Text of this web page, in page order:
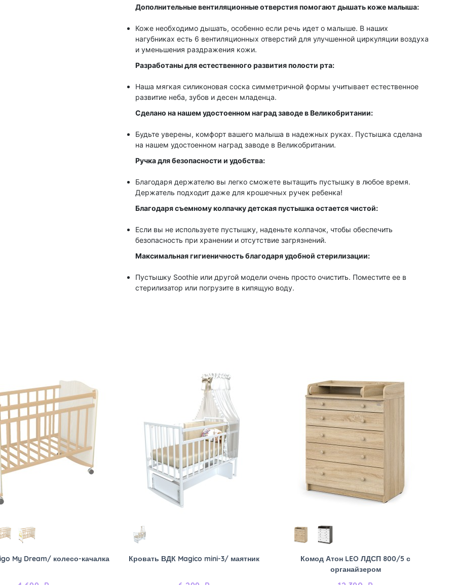
Дополнительные вентиляционные отверстия помогают дышать коже малыша:
Коже необходимо дышать, особенно если речь идет о малыше. В наших
нагубниках есть 6 вентиляционных отверстий для улучшенной циркуляции воздуха
и уменьшения раздражения кожи.
Разработаны для естественного развития полости рта:
Наша мягкая силиконовая соска симметричной формы учитывает естественное
развитие неба, зубов и десен младенца.
Сделано на нашем удостоенном наград заводе в Великобритании:
Будьте уверены, комфорт вашего малыша в надежных руках. Пустышка сделана
на нашем удостоенном наград заводе в Великобритании.
Ручка для безопасности и удобства:
Благодаря держателю вы легко сможете вытащить пустышку в любое время.
Держатель подходит даже для крошечных ручек ребенка!
Благодаря съемному колпачку детская пустышка остается чистой:
Если вы не используете пустышку, наденьте колпачок, чтобы обеспечить
безопасность при хранении и отсутствие загрязнений.
Максимальная гигиеничность благодаря удобной стерилизации:
Пустышку Soothie или другой модели очень просто очистить. Поместите ее в
стерилизатор или погрузите в кипящую воду.
My Dream/ колесо-качалка Кровать ВДК Magico mini-3/ маятник
Комод Атон LEO ЛДСП 800/5 с
органайзером